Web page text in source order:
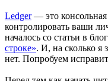
Ledger— это консольная
контролировать ваши
началось со статьи в
строке». И, на сколько я
нет. Попробуем